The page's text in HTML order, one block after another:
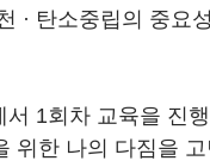
· 탄소중립의 중요
1회차 교육을 진
한 나의 다짐을 고